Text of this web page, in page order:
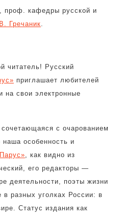
проф. кафедры русской и
Гречаник.
читатель! Русский
приглашает любителей
на свои электронные
с очарованием
особенность и
, как видно из
его редакторы —
деятельности, поэты жизни
разных уголках России: в
Статус издания как